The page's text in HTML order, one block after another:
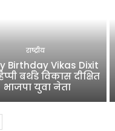
राष्ट्रीय
Birthday Vikas Dixit
बर्थडे विकास दीक्षित
भाजपा युवा नेता